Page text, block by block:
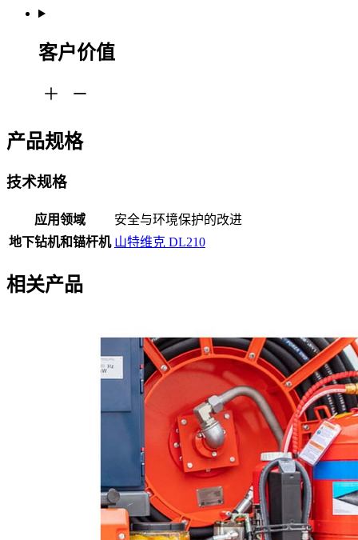
客户价值
产品规格
技术规格
应用领域
安全与环境保护的改进
地下钻机和锚杆机 山特维克 DL210
相关产品